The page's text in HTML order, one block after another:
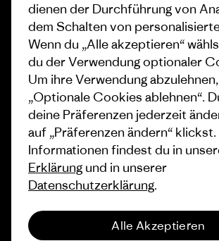
1% For The Planet
Wie wir finanzieren
Geschenkgutscheine
Stores in deiner Nähe
Industry program
Affiliate-Programm
Patagonia
Seitenverzeichnis
© 2026 Patagonia, Inc. All Rights Reserved.
dienen der Durchführung von
dem Schalten von
Wenn du „Alle akzeptieren“
du der Verwendung optionaler
Um ihre Verwendung
„Optionale Cookies ablehnen“.
deine Präferenzen jederzeit
auf „Präferenzen ändern“
Informationen findest du in
Erklärung und in unserer
Datenschutzerklärung.
Alle Akzeptieren